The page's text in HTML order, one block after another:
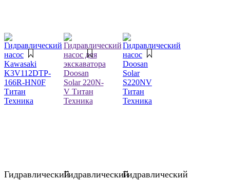
ГидравлическийГидравлическийГидравлический